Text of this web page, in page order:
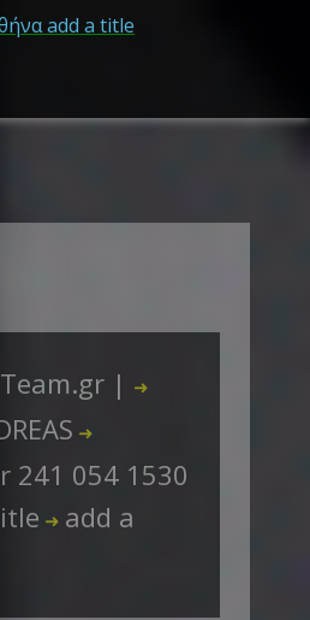
| ➜
➜
241 054 1530
➜ add a